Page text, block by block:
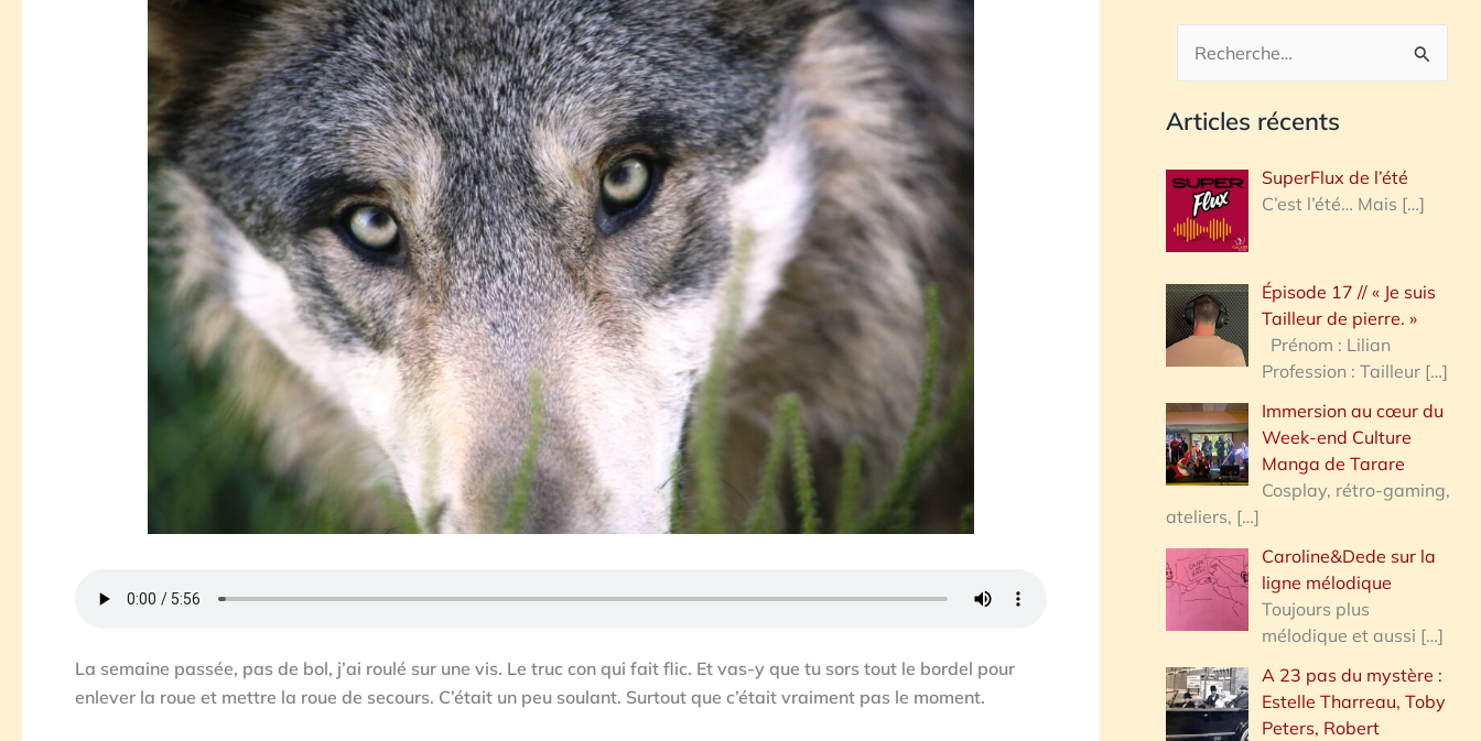
La semaine passée, pas de bol, j’ai roulé sur une vis. Le truc con qui fait flic. Et vas-y que tu sors tout le bordel pour
enlever la roue et mettre la roue de secours. C’était un peu soulant. Surtout que c’était vraiment pas le moment.
c
h
r
h
e
:
Articles récents
SuperFlux de l’été
C’est l’été… Mais […]
Épisode 17 // « Je suis
Tailleur de pierre. »
Prénom : Lilian
Profession : Tailleur […]
Immersion au cœur du
Week-end Culture
Manga de Tarare
Cosplay, rétro-gaming,
ateliers, […]
Caroline&Dede sur la
ligne mélodique
Toujours plus
mélodique et aussi […]
A 23 pas du mystère :
Estelle Tharreau, Toby
Peters, Robert